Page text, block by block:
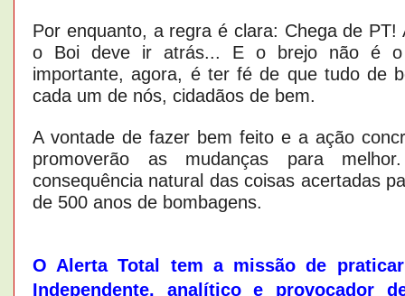
Por enquanto, a regra é clara: Chega de PT!
o Boi deve ir atrás... E o brejo não é o
importante, agora, é ter fé de que tudo de
cada um de nós, cidadãos de bem.
A vontade de fazer bem feito e a ação
promoverão as mudanças para
consequência natural das coisas acertadas
de 500 anos de bombagens.
O Alerta Total tem a missão de
Independente, analítico e provocador